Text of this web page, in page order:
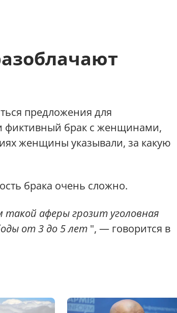
предложения для
фиктивный брак с женщинами,
женщины указывали, за какую
брака очень сложно.
аферы грозит уголовная
от 3 до 5 лет ", — говорится в